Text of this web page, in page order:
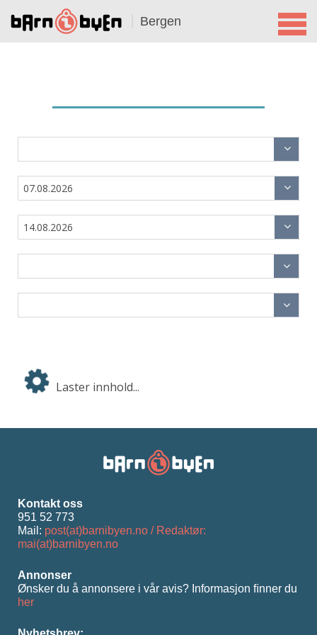
Bergen
Laster innhold...
Kontakt oss
951 52 773
Mail: post(at)barnibyen.no / Redaktør:
mai(at)barnibyen.no
Annonser
Ønsker du å annonsere i vår avis? Informasjon ﬁnner du
her